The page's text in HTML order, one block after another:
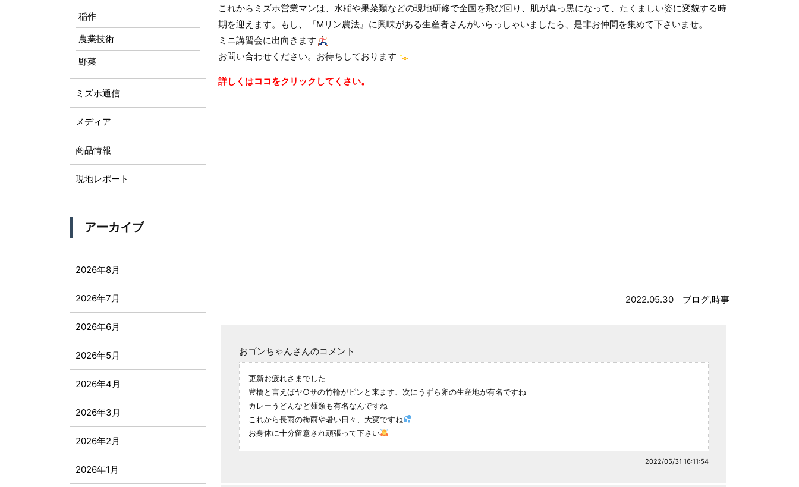
これからミズホ営業マンは、水稲や果菜類などの現地研修で全国を飛び回り、肌が真っ黒になって、たくましい姿に変貌する時
期を迎えます。もし、『Mリン農法』に興味がある生産者さんがいらっしゃいましたら、是非お仲間を集めて下さいませ。
ミニ講習会に出向きます
お問い合わせください。お待ちしております
詳しくはココをクリックしてくさい。
2022.05.30｜ ブログ,時事
おゴンちゃんさんのコメント
更新お疲れさまでした
豊橋と言えばヤ○サの竹輪がピンと来ます、次にうずら卵の生産地が有名ですね
カレーうどんなど麺類も有名なんですね
これから長雨の梅雨や暑い日々、大変ですね
お身体に十分留意され頑張って下さい
2022/05/31 16:11:54
稲作
農業技術
野菜
ミズホ通信
メディア
商品情報
現地レポート
アーカイブ
2026年8月
2026年7月
2026年6月
2026年5月
2026年4月
2026年3月
2026年2月
2026年1月